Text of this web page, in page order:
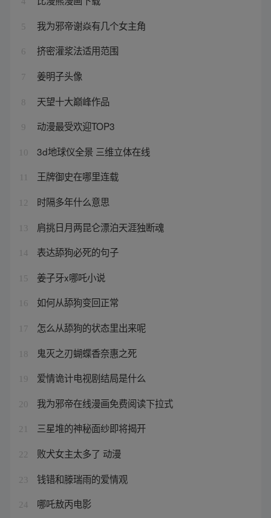
5 我为邪帝谢焱有几个女主角
6 挤密灌浆法适用范围
7 姜明子头像
8 天望十大巅峰作品
9 动漫最受欢迎TOP3
10 3d地球仪全景 三维立体在线
王牌御史在哪里连载
12 时隔多年什么意思
13 肩挑日月两昆仑漂泊天涯独断魂
14 表达舔狗必死的句子
15 姜子牙x哪吒小说
16 如何从舔狗变回正常
17 怎么从舔狗的状态里出来呢
18 鬼灭之刃蝴蝶香奈惠之死
19 爱情诡计电视剧结局是什么
20 我为邪帝在线漫画免费阅读下拉式
21 三星堆的神秘面纱即将揭开
22 败犬女主太多了 动漫
23 钱错和滕瑞雨的爱情观
24 哪吒敖丙电影